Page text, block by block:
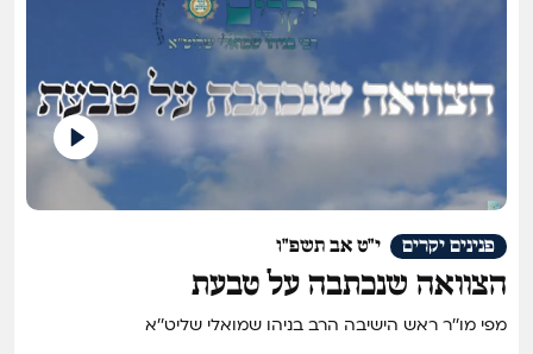
י"ט אב תשפ"ו פנינים יקרים
הצוואה שנכתבה על טבעת
מפי מו''ר ראש הישיבה הרב בניהו שמואלי שליט''א